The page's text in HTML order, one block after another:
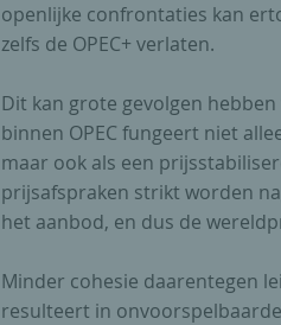
openlijke confrontaties kan
zelfs de OPEC+ verlaten.
Dit kan grote gevolgen
binnen OPEC fungeert niet
maar ook als een
prijsafspraken strikt worden
het aanbod, en dus de
Minder cohesie daarentegen
resulteert in